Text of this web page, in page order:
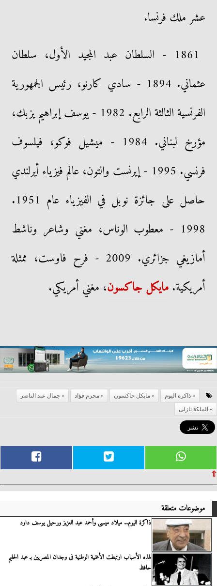
عشر ملك فرنسا.
1861 - السلطان عبد المجيد الأول، سلطان
عثماني. 1894 - سادي كارنو، رئيس الجمهورية
الفرنسية الثالثة الرابع. 1982 - يوسف إبراهيم يزبك،
مؤرخ لبناني. 1984 - ميشيل فوكو، فيلسوف
فرنسي. 1995 - إيرنست والتون، عالم فيزياء أيرلندي
حاصل على جائزة نوبل في الفيزياء عام 1951.
1998 - معطوب الوناس، مغني وشاعر وناشط
أمازيغي جزائري. 2009 - فرح فاوست، ممثلة
أمريكية.مايكل جاكسون، مغني أمريكي.
ذاكرة اليوم مايكل جاكسون محرم فؤاد
جمال عبد الناصر
الملكة نازلى
⇧
موضوعات متعلقة
ذاكرة اليوم.. ميلاد ميسى وأحمد عبد العزيز ورحيل يوسف داود
لهذه الأسباب ارتبطت الأغنية الوطنية فى وجدان المصريين بـ عبد الحليم
حافظ